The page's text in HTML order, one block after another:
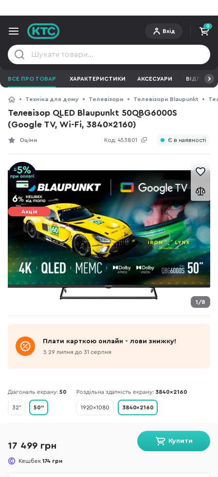
Вхід
0
ВСЕ ПРО ТОВАР ХАРАКТЕРИСТИКИ АКСЕСУАРИ ВІДГУКИ
Техніка для дому Телевізори Телевізори Blaupunkt
Телевізор QLED Blaupunkt 50QBG6000S
(Google TV, Wi-Fi, 3840x2160)
Код: 453801
Оціни Є в наявності
1/8
Акція
Плати карткою онлайн - лови знижку!
З 29 липня до 31 серпня
Діагональ екрану: 50
32" 50"
Роздільна здатність екрану: 3840×2160
1920×1080 3840×2160
17 499 грн
Кешбек 174 грн
Купити